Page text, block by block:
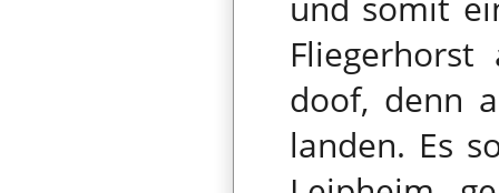
doof, denn
landen. Es